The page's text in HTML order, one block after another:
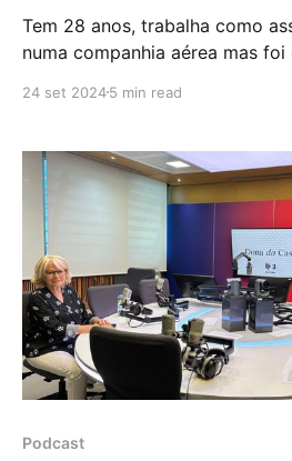
Tem 28 anos, trabalha como
numa companhia aérea mas
público. Marina é a primeira
concurso Miss Universo, onde
24 set 20245 min read
Podcast